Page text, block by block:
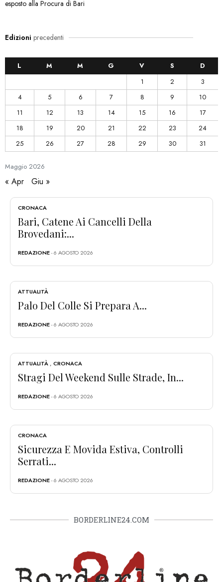
esposto alla Procura di Bari
Edizioni precedenti
Maggio 2026
L M M G V S
D
1
2
3
4
5 6 7 8 9
10
11
12 13 14 15 16
17
18
19 20 21 22 23
24
25
26 27 28 29 30 31
« Apr Giu »
CRONACA
Bari, Catene Ai Cancelli Della
Brovedani:...
REDAZIONE- 6 AGOSTO 2026
ATTUALITÀ
Palo Del Colle Si Prepara A...
REDAZIONE- 6 AGOSTO 2026
ATTUALITÀ , CRONACA
Stragi Del Weekend Sulle Strade, In...
REDAZIONE- 6 AGOSTO 2026
CRONACA
Sicurezza E Movida Estiva, Controlli
Serrati...
REDAZIONE- 6 AGOSTO 2026
BORDERLINE24.COM